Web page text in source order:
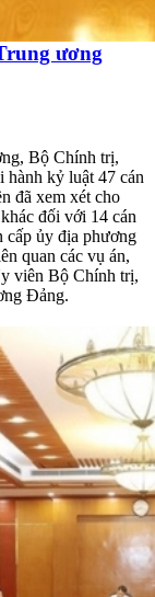
ương
Bộ Chính trị,
kỷ luật 47 cán
đã xem xét cho
đối với 14 cán
cấp ủy địa phương
quan các vụ án,
viên Bộ Chính trị,
Đảng.